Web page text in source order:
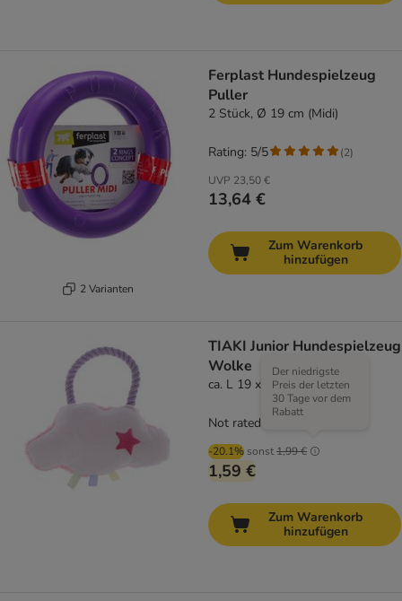
2 Varianten
Ferplast Hundespielzeug
Puller
2 Stück, Ø 19 cm (Midi)
UVP 23,50 €
13,64 €
Rating: 5/5 (2)
Zum Warenkorb
hinzufügen
TIAKI Junior Hundespielzeug
Wolke
ca. L 19 x B 17 x H 5 cm
-20.1% sonst1,99 €
Der niedrigste
Preis der letzten
30 Tage vor dem
Rabatt
1,59 €
Not rated
Zum Warenkorb
hinzufügen